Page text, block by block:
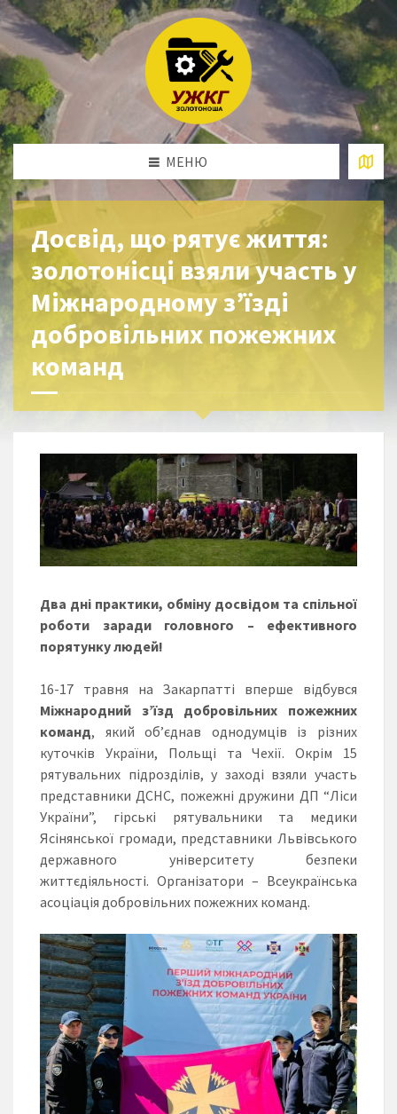
МЕНЮ
Досвід, що рятує життя:
золотонісці взяли участь у
Міжнародному з’їзді
добровільних пожежних
команд
Два дні практики, обміну досвідом та спільної
роботи заради головного – ефективного
порятунку людей!
16-17 травня на Закарпатті вперше відбувся
Міжнародний з’їзд добровільних пожежних
команд, який об’єднав однодумців із різних
куточків України, Польщі та Чехії. Окрім 15
рятувальних підрозділів, у заході взяли участь
представники ДСНС, пожежні дружини ДП “Ліси
України”, гірські рятувальники та медики
Ясінянської громади, представники Львівського
державного університету безпеки
життєдіяльності. Організатори – Всеукраїнська
асоціація добровільних пожежних команд.